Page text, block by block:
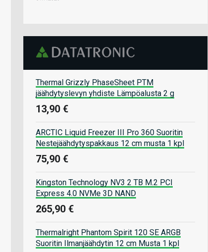
Thermal Grizzly PhaseSheet PTM
jäähdytyslevyn yhdiste Lämpöalusta 2 g
13,90 €
ARCTIC Liquid Freezer III Pro 360 Suoritin
Nestejäähdytyspakkaus 12 cm musta 1 kpl
75,90 €
Kingston Technology NV3 2 TB M.2 PCI
Express 4.0 NVMe 3D NAND
265,90 €
Thermalright Phantom Spirit 120 SE ARGB
Suoritin Ilmanjäähdytin 12 cm Musta 1 kpl